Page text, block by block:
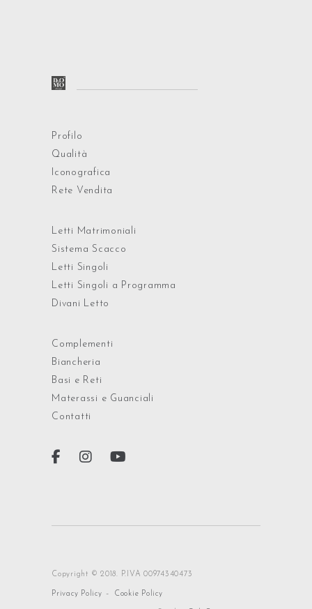
Profilo
Qualità
Iconografica
Rete Vendita
Letti Matrimoniali
Sistema Scacco
Letti Singoli
Letti Singoli a Programma
Divani Letto
Complementi
Biancheria
Basi e Reti
Materassi e Guanciali
Contatti
Copyright © 2018. P.IVA 00974340473
Privacy Policy - Cookie Policy